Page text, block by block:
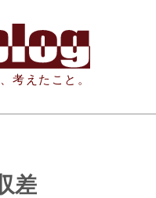
考えたこと。
差